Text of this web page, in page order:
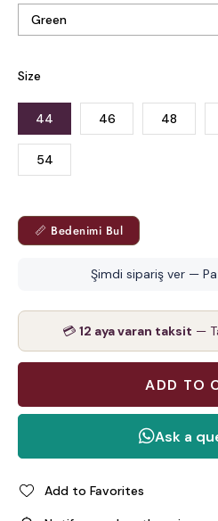
Size
44 46 48
54
📏 Bedenimi Bul
Şimdi sipariş ver —
💳 12 aya varan taksit —
Add to Favorites